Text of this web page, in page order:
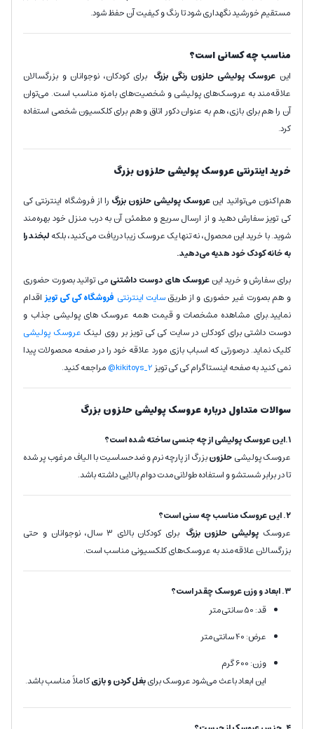
مستقیم خورشید نگهداری شود تا رنگ و کیفیت آن حفظ شود.
مناسب چه کسانی است؟
این عروسک پولیشی حلزون رنگی بزرگ برای کودکان، نوجوانان و بزرگسالان
علاقه‌مند به عروسک‌های پولیشی و شخصیت‌های بامزه مناسب است. می‌توان
آن را هم برای بازی، هم به عنوان دکور اتاق و هم برای کلکسیون شخصی استفاده
کرد.
خرید اینترنتی عروسک پولیشی حلزون بزرگ
هم‌اکنون می‌توانید اینعروسک پولیشیحلزون بزرگ را از فروشگاه اینترنتی کی
کی تویز سفارش دهید و از ارسال سریع و مطمئن آن به درب منزل خود بهره‌مند
شوید. با خرید این محصول، نه تنها یک عروسک زیبا دریافت می‌کنید، بلکهلبخند را
به خانه کودک خود هدیه می‌دهید.
برای سفارش و خرید اینعروسک های دوست داشتنیمی توانید بصورت حضوری
و هم بصورت غیر حضوری و از طریقسایت اینترنتی فروشگاه کی کی تویز اقدام
نمایید.برای مشاهده مشخصات و قیمت همه عروسک های پولیشی جذاب و
دوست داشتی برای کودکان در سایت کی کی تویز بر روی لینک عروسک پولیشی
کلیک نماید. درصورتی که اسباب بازی مورد علاقه خود را در صفحه محصولات پیدا
نمی کنید به صفحه اینستاگرام کی کی تویزkikitoys_2@ مراجعه کنید.
سوالات متداول درباره عروسک پولیشی حلزون بزرگ
۱.این عروسک پولیشی از چه جنسی ساخته شده است؟
عروسک پولیشیحلزونبزرگ از پارچه نرم و ضدحساسیت با الیاف مرغوب پر شده
تا در برابر شستشو و استفاده طولانی‌مدت دوام بالایی داشته باشد.
۲. این عروسک مناسب چه سنی است؟
عروسک پولیشی حلزون بزرگ
برای کودکان بالای ۳ سال، نوجوانان و حتی
بزرگسالان علاقه‌مند به عروسک‌های کلکسیونی مناسب است.
۳. ابعاد و وزن عروسک چقدر است؟
قد: 50 سانتی‌متر
عرض: 40 سانتی‌متر
وزن: 600 گرم
این ابعاد باعث می‌شود عروسک برایبغل کردن و بازیکاملاً مناسب باشد.